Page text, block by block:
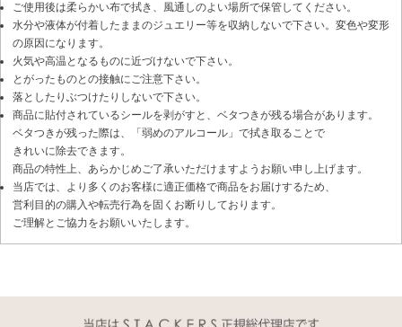
ご使用後は柔らかい布で拭き、風通しのよい場所で保管してください。
水分や液体が付着したままのジュエリー等を収納しないで下さい。変色や変形
の原因になります。
火気や高温となるものに近づけないで下さい。
とがったものとの接触にご注意下さい。
落としたりぶつけたりしないで下さい。
商品に貼付されているシールを剥がすと、ベタつきが残る場合があります。
ベタつきが残った際は、「弱めのアルコール」で拭き取ることで
きれいに除去できます。
商品の特性上、あらかじめご了承いただけますようお願い申し上げます。
当店では、より多くのお客様に適正価格で商品をお届けするため、
営利目的の購入や転売行為を固くお断りしております。
ご理解とご協力をお願いいたします。